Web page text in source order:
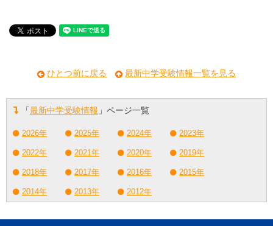
ひとつ前に戻る 最新中学受験情報一覧を見る
「最新中学受験情報 」ページ一覧
2026年 2025年 2024年 2023年
2022年 2021年 2020年 2019年
2018年 2017年 2016年 2015年
2014年 2013年 2012年